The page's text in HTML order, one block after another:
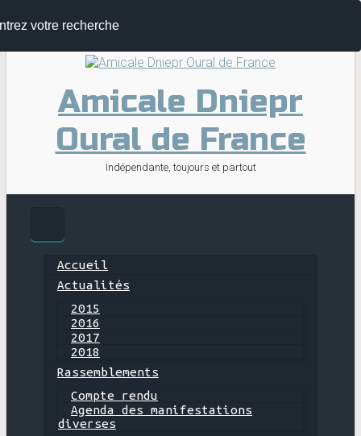
Skip
main
Amicale Dniepr
Oural de France
Indépendante, toujours et partout
Accueil
Actualités
2015
2016
2017
2018
Rassemblements
Compte rendu
Agenda des manifestations
diverses